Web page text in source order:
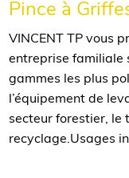
Pince à
VINCENT TP vous
entreprise familiale
gammes les plus
l’équipement de
secteur forestier, le
recyclage.Usages